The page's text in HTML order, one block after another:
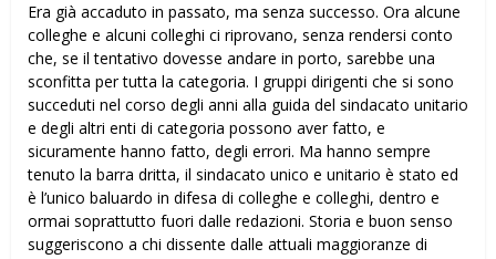
Era già accaduto in passato, ma senza successo. Ora alcune
colleghe e alcuni colleghi ci riprovano, senza rendersi conto
che, se il tentativo dovesse andare in porto, sarebbe una
sconfitta per tutta la categoria. I gruppi dirigenti che si sono
succeduti nel corso degli anni alla guida del sindacato unitario
e degli altri enti di categoria possono aver fatto, e
sicuramente hanno fatto, degli errori. Ma hanno sempre
tenuto la barra dritta, il sindacato unico e unitario è stato ed
è l’unico baluardo in difesa di colleghe e colleghi, dentro e
ormai soprattutto fuori dalle redazioni. Storia e buon senso
suggeriscono a chi dissente dalle attuali maggioranze di